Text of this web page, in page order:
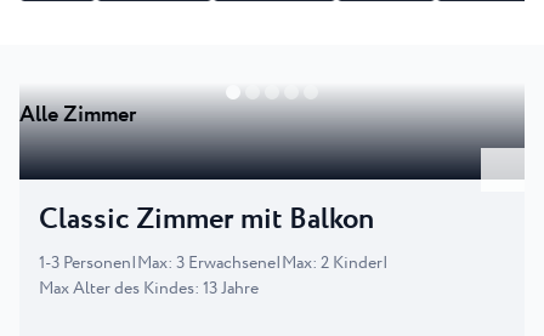
Alle Zimmer
Classic Zimmer mit Balkon
1-3 Personen|Max: 3 Erwachsene|Max: 2 Kinder|
Max Alter des Kindes: 13Jahre